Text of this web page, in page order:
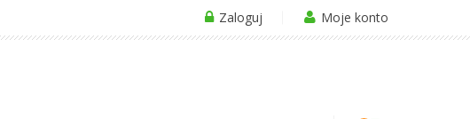
Zaloguj Moje konto